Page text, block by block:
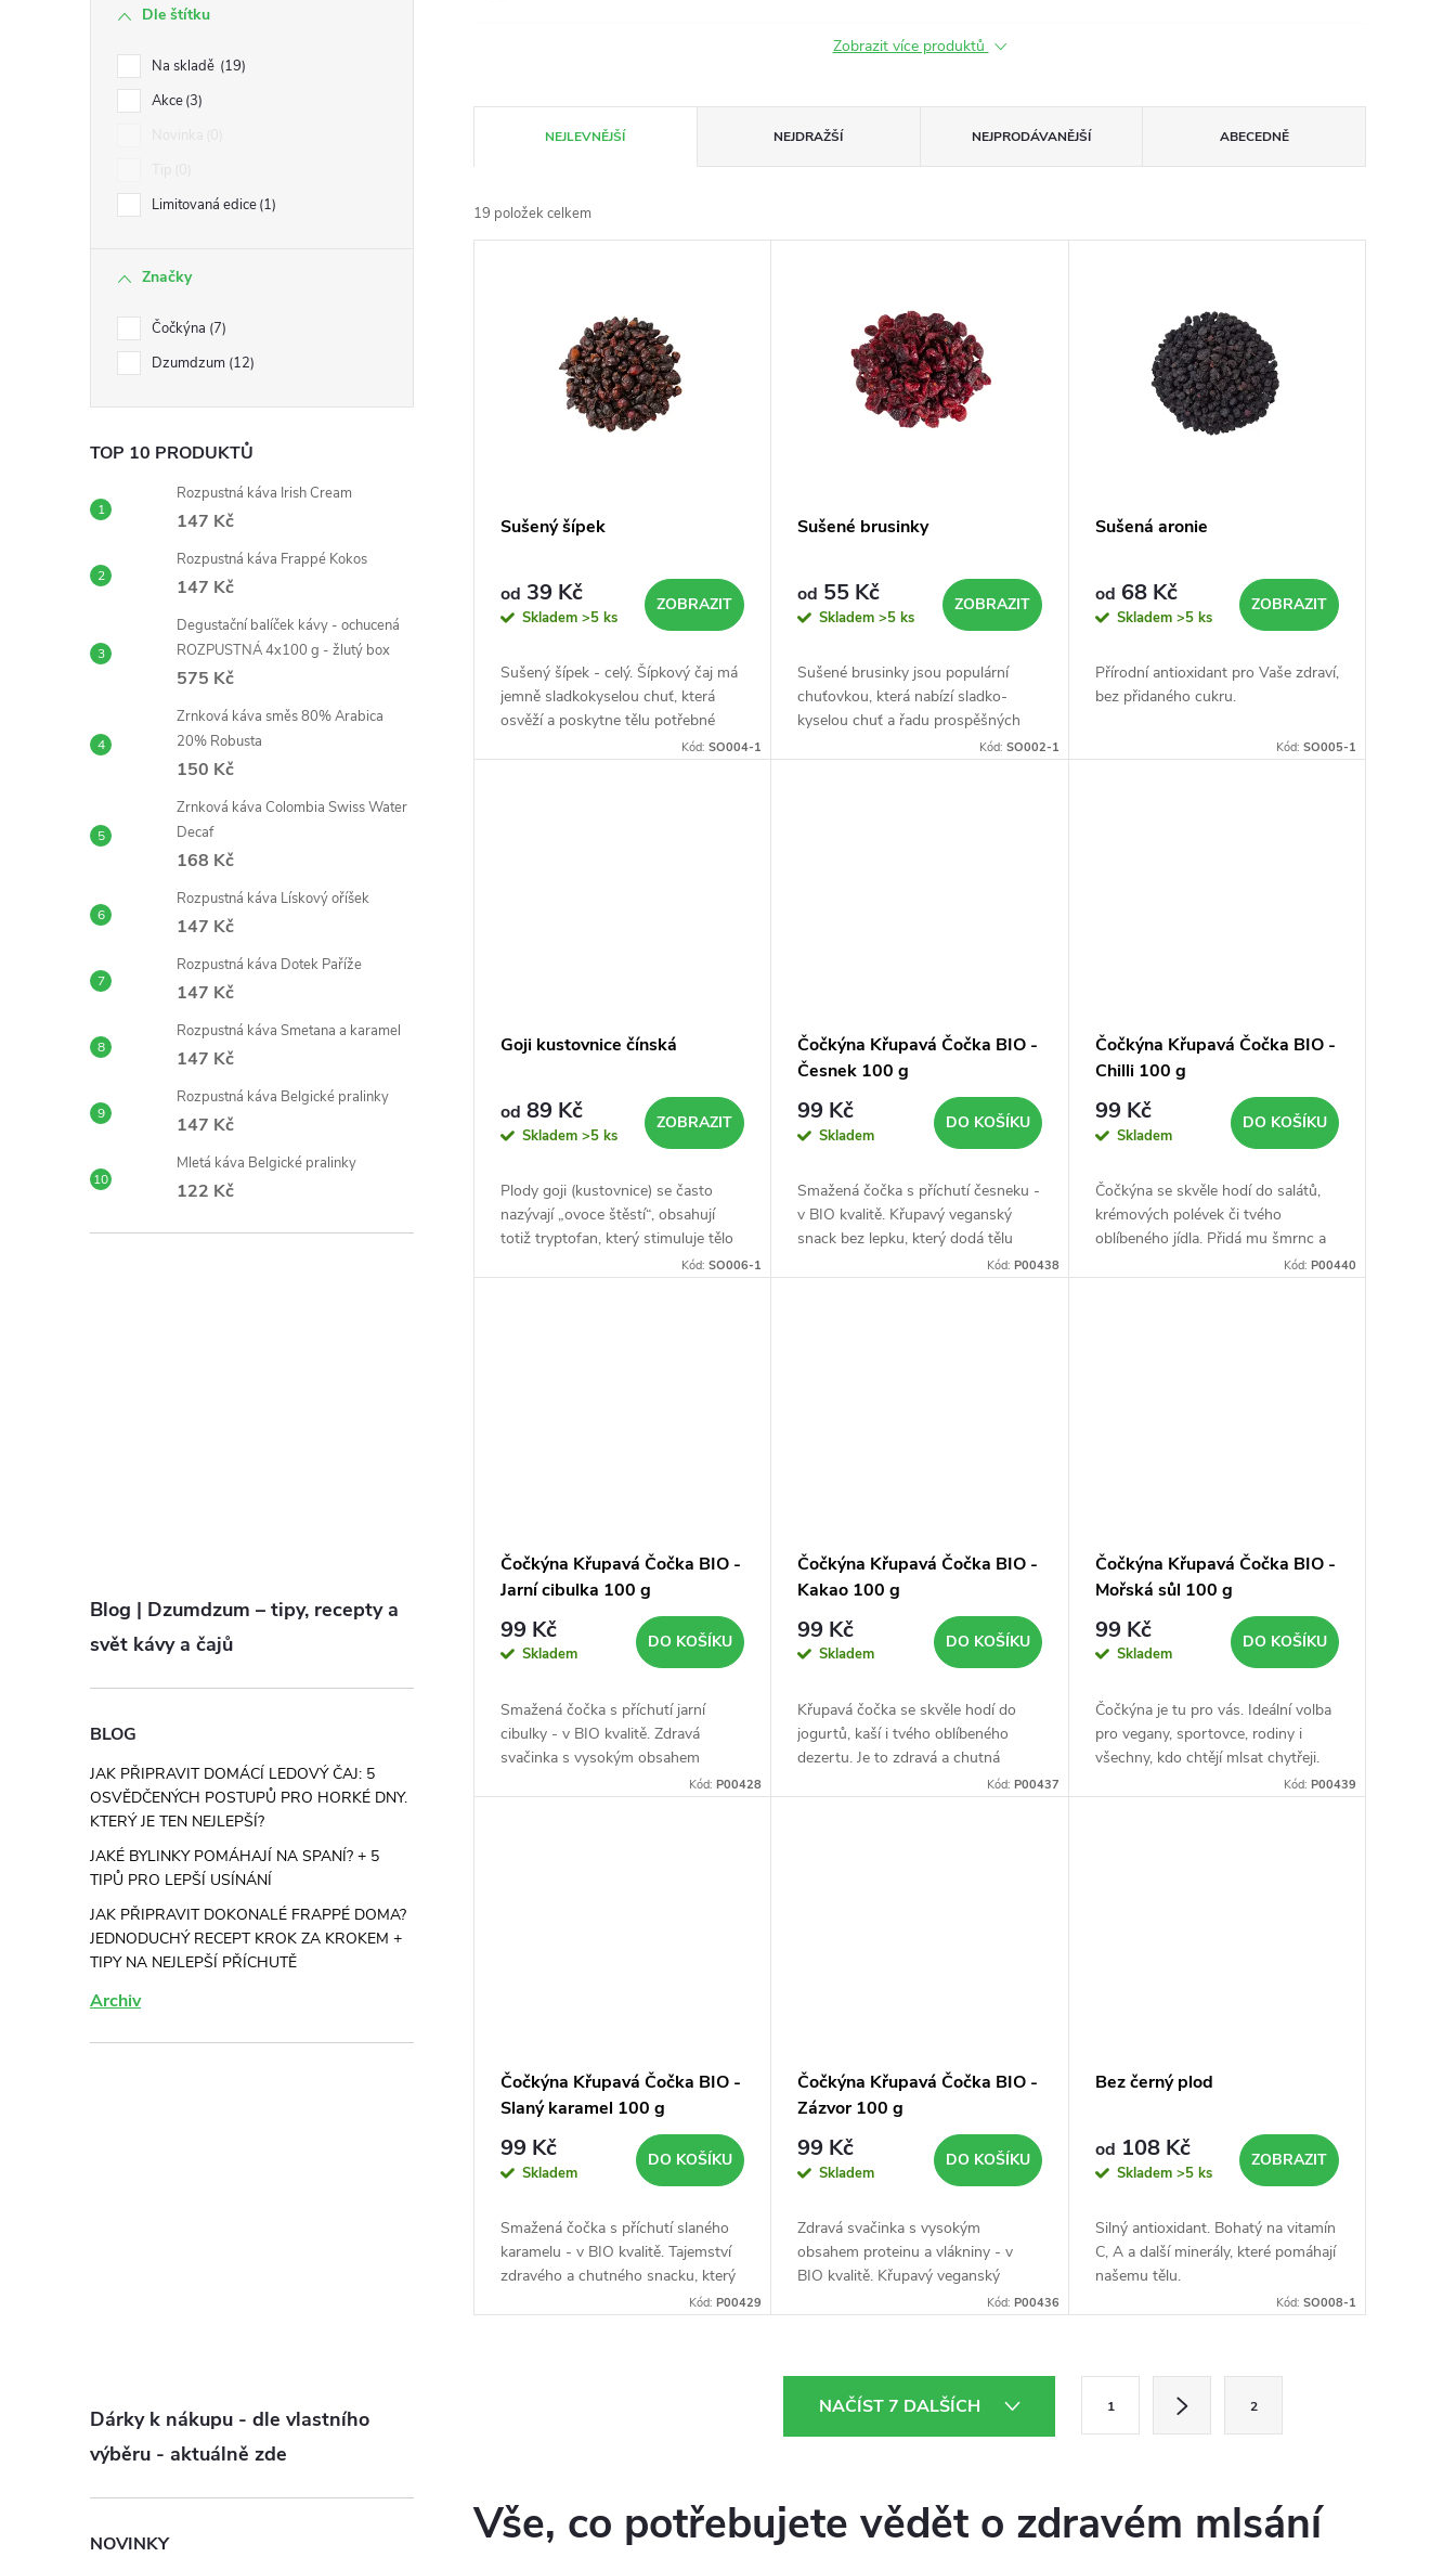
Dle štítku
Na skladě 19
Akce 3
Limitovaná edice 1
Značky
Čočkýna 7
Dzumdzum 12
TOP 10 PRODUKTŮ
Rozpustná káva Irish Cream
147 Kč
Rozpustná káva Frappé Kokos
147 Kč
Degustační balíček kávy - ochucená
ROZPUSTNÁ 4x100 g - žlutý box
575 Kč
Zrnková káva směs 80% Arabica
20% Robusta
150 Kč
Zrnková káva Colombia Swiss Water
Decaf
168 Kč
Rozpustná káva Lískový oříšek
147 Kč
Rozpustná káva Dotek Paříže
147 Kč
Rozpustná káva Smetana a karamel
147 Kč
Rozpustná káva Belgické pralinky
147 Kč
Mletá káva Belgické pralinky
122 Kč
Blog | Dzumdzum – tipy, recepty a
svět kávy a čajů
BLOG
JAK PŘIPRAVIT DOMÁCÍ LEDOVÝ ČAJ: 5
OSVĚDČENÝCH POSTUPŮ PRO HORKÉ DNY.
KTERÝ JE TEN NEJLEPŠÍ?
JAKÉ BYLINKY POMÁHAJÍ NA SPANÍ? + 5
TIPŮ PRO LEPŠÍ USÍNÁNÍ
JAK PŘIPRAVIT DOKONALÉ FRAPPÉ DOMA?
JEDNODUCHÝ RECEPT KROK ZA KROKEM +
TIPY NA NEJLEPŠÍ PŘÍCHUTĚ
Archiv
Dárky k nákupu - dle vlastního
výběru - aktuálně zde
NOVINKY
Zobrazit více produktů
a
z
NEJLEVNĚJŠÍ NEJDRAŽŠÍ NEJPRODÁVANĚJŠÍ ABECEDNĚ
19 položek celkem
u
Sušený šípek
od 39 Kč
Skladem >5 ks
ZOBRAZIT
Sušený šípek - celý. Šípkový čaj má
jemně sladkokyselou chuť, která
osvěží a poskytne tělu potřebné
Kód:SO004-1
Sušené brusinky
od 55 Kč
Skladem>5 ks
ZOBRAZIT
Sušené brusinky jsou populární
chuťovkou, která nabízí sladko-
kyselou chuť a řadu prospěšných
Kód: SO002-1
Sušená aronie
od 68 Kč
Skladem >5 ks
ZOBRAZIT
Přírodní antioxidant pro Vaše zdraví,
bez přidaného cukru.
Kód: SO005-1
Goji kustovnice čínská
od 89 Kč
Skladem >5 ks
ZOBRAZIT
Plody goji (kustovnice) se často
nazývají „ovoce štěstí“, obsahují
totiž tryptofan, který stimuluje tělo
Kód:SO006-1
Čočkýna Křupavá Čočka BIO -
Česnek 100 g
99 Kč
Skladem
DO KOŠÍKU
Smažená čočka s příchutí česneku -
v BIO kvalitě. Křupavý veganský
snack bez lepku, který dodá tělu
Kód: P00438
Čočkýna Křupavá Čočka BIO -
Chilli 100 g
99 Kč
Skladem
DO KOŠÍKU
Čočkýna se skvěle hodí do salátů,
krémových polévek či tvého
oblíbeného jídla. Přidá mu šmrnc a
neodolatelnou křupavou chuť.Kód: P00440
Čočkýna Křupavá Čočka BIO -
Jarní cibulka 100 g
99 Kč
Skladem
DO KOŠÍKU
Smažená čočka s příchutí jarní
cibulky - v BIO kvalitě. Zdravá
svačinka s vysokým obsahem
Kód:P00428
Čočkýna Křupavá Čočka BIO -
Kakao 100 g
99 Kč
Skladem
DO KOŠÍKU
Křupavá čočka se skvěle hodí do
jogurtů, kaší i tvého oblíbeného
dezertu. Je to zdravá a chutná
Kód: P00437
Čočkýna Křupavá Čočka BIO -
Mořská sůl 100 g
99 Kč
Skladem
DO KOŠÍKU
Čočkýna je tu pro vás. Ideální volba
pro vegany, sportovce, rodiny i
všechny, kdo chtějí mlsat chytřeji.
Kód: P00439
Čočkýna Křupavá Čočka BIO -
Slaný karamel 100 g
99 Kč
Skladem
DO KOŠÍKU
Smažená čočka s příchutí slaného
karamelu - v BIO kvalitě. Tajemství
zdravého a chutného snacku, který
Kód:P00429
Čočkýna Křupavá Čočka BIO -
Zázvor 100 g
99 Kč
Skladem
DO KOŠÍKU
Zdravá svačinka s vysokým
obsahem proteinu a vlákniny - v
BIO kvalitě. Křupavý veganský
snack bez lepku, který dodá tělu
Kód: P00436
Bez černý plod
od 108 Kč
Skladem >5 ks
ZOBRAZIT
Silný antioxidant. Bohatý na vitamín
C, A a další minerály, které pomáhají
našemu tělu.
Kód: SO008-1
á
NAČÍST 7 DALŠÍCH
n
1 2
Vše, co potřebujete vědět o zdravém mlsání